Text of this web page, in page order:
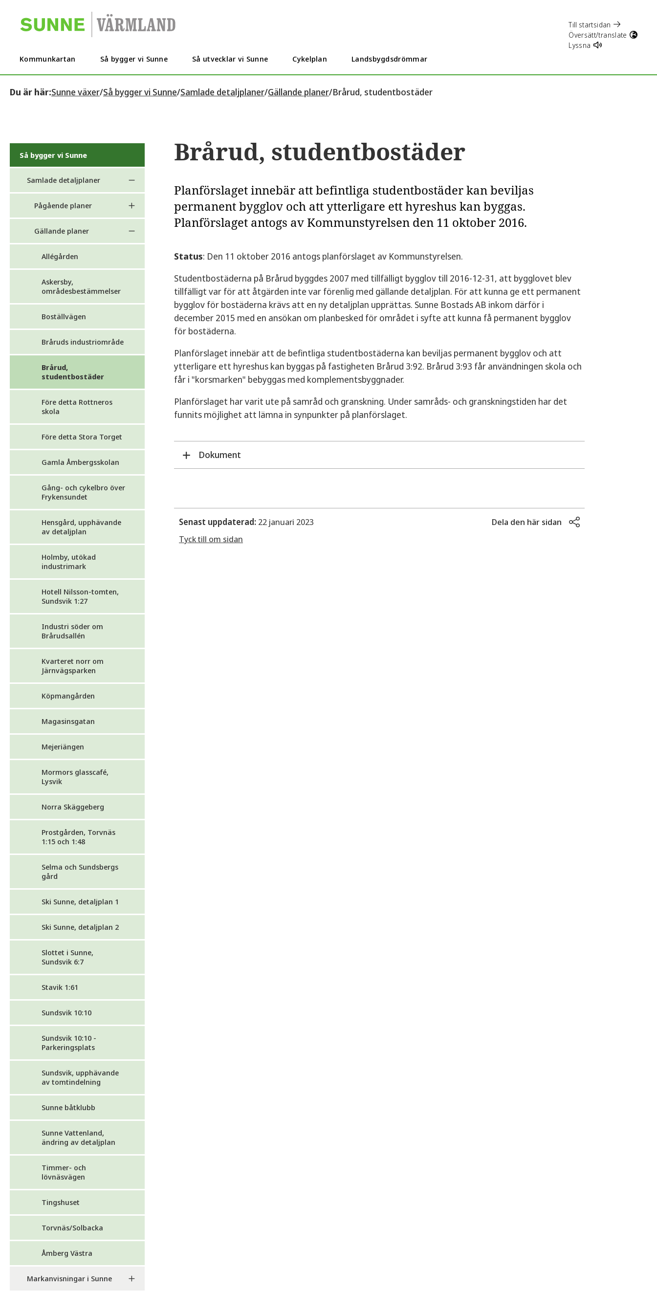
Kommunkartan Så bygger vi Sunne Så utvecklar vi Sunne Cykelplan Landsbygdsdrömmar
Till startsidan
Översätt/translate
Lyssna
Du är här:Sunne växer/Så bygger vi Sunne/Samlade detaljplaner/Gällande planer/Brårud, studentbostäder
Så bygger vi Sunne
Samlade detaljplaner
Pågående planer
Gällande planer
Allégården
Askersby,
områdesbestämmelser
Boställvägen
Bråruds industriområde
Brårud,
studentbostäder
Före detta Rottneros
skola
Före detta Stora Torget
Gamla Åmbergsskolan
Gång- och cykelbro över
Frykensundet
Hensgård, upphävande
av detaljplan
Holmby, utökad
industrimark
Hotell Nilsson-tomten,
Sundsvik 1:27
Industri söder om
Brårudsallén
Kvarteret norr om
Järnvägsparken
Köpmangården
Magasinsgatan
Mejeriängen
Mormors glasscafé,
Lysvik
Norra Skäggeberg
Prostgården, Torvnäs
1:15 och 1:48
Selma och Sundsbergs
gård
Ski Sunne, detaljplan 1
Ski Sunne, detaljplan 2
Slottet i Sunne,
Sundsvik 6:7
Stavik 1:61
Sundsvik 10:10
Sundsvik 10:10 -
Parkeringsplats
Sundsvik, upphävande
av tomtindelning
Sunne båtklubb
Sunne Vattenland,
ändring av detaljplan
Timmer- och
lövnäsvägen
Tingshuset
Torvnäs/Solbacka
Åmberg Västra
Markanvisningar i Sunne
Brårud, studentbostäder
Planförslaget innebär att befintliga studentbostäder kan beviljas
permanent bygglov och att ytterligare ett hyreshus kan byggas.
Planförslaget antogs av Kommunstyrelsen den 11 oktober 2016.
Status: Den 11 oktober 2016 antogs planförslaget av Kommunstyrelsen.
Studentbostäderna på Brårud byggdes 2007 med tillfälligt bygglov till 2016-12-31, att bygglovet blev
tillfälligt var för att åtgärden inte var förenlig med gällande detaljplan. För att kunna ge ett permanent
bygglov för bostäderna krävs att en ny detaljplan upprättas. Sunne Bostads AB inkom därför i
december 2015 med en ansökan om planbesked för området i syfte att kunna få permanent bygglov
för bostäderna.
Planförslaget innebär att de befintliga studentbostäderna kan beviljas permanent bygglov och att
ytterligare ett hyreshus kan byggas på fastigheten Brårud 3:92. Brårud 3:93 får användningen skola och
får i "korsmarken" bebyggas med komplementsbyggnader.
Planförslaget har varit ute på samråd och granskning. Under samråds- och granskningstiden har det
funnits möjlighet att lämna in synpunkter på planförslaget.
Dokument
Utredningar
Senast uppdaterad: 22 januari 2023
Dela den här sidan
Tyck till om sidan